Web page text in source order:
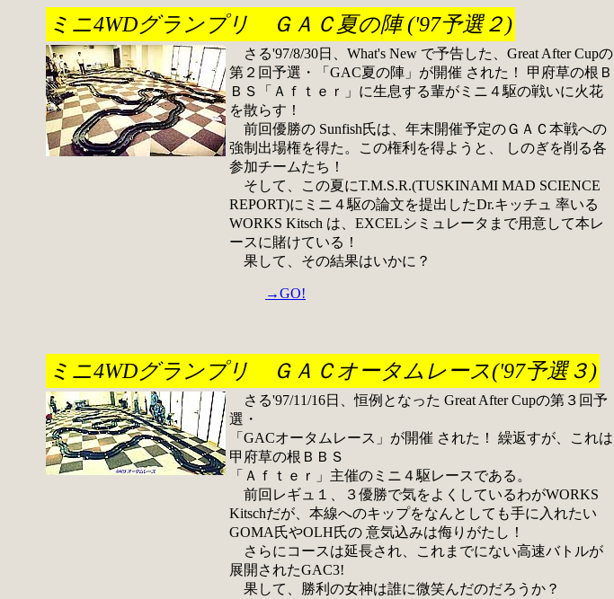
ミニ4WDグランプリ ＧＡＣ夏の陣 ('97予選２)
さる'97/8/30日、What's New で予告した、Great After Cupの
第２回予選・「GAC夏の陣」が開催 された！ 甲府草の根Ｂ
ＢＳ「Ａｆｔｅｒ」に生息する輩がミニ４駆の戦いに火花
を散らす！
前回優勝の Sunfish氏は、年末開催予定のＧＡＣ本戦への
強制出場権を得た。この権利を得ようと、 しのぎを削る各
参加チームたち！
そして、この夏にT.M.S.R.(TUSKINAMI MAD SCIENCE
REPORT)にミニ４駆の論文を提出したDr.キッチュ 率いる
WORKS Kitsch は、EXCELシミュレータまで用意して本レ
ースに賭けている！
果して、その結果はいかに？
→GO!
ミニ4WDグランプリ ＧＡＣオータムレース('97予選３)
さる'97/11/16日、恒例となった Great After Cupの第３回予
選・
「GACオータムレース」 が開催 された！ 繰返すが、これは
甲府草の根ＢＢＳ
「Ａｆｔｅｒ」主催のミニ４駆レースである。
前回レギュ１、３優勝で気をよくしているわがWORKS
Kitschだが、本線へのキップをなんとしても手に入れたい
GOMA氏やOLH氏の 意気込みは侮りがたし！
さらにコースは延長され、これまでにない高速バトルが
展開されたGAC3!
果して、勝利の女神は誰に微笑んだのだろうか？